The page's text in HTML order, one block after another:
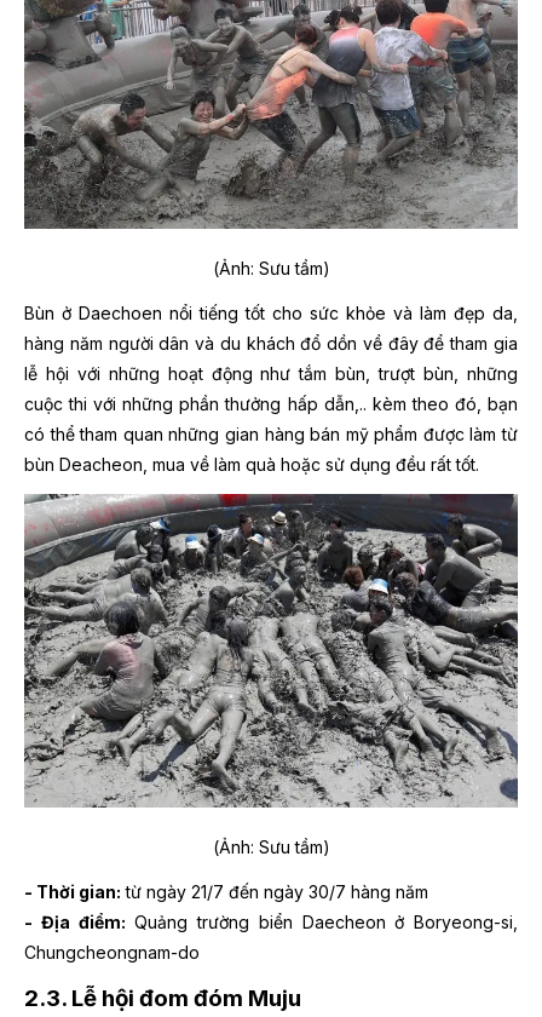
(Ảnh: Sưu tầm)
Bùn ở Daechoen nổi tiếng tốt cho sức khỏe và làm đẹp da,
hàng năm người dân và du khách đổ dồn về đây để tham gia
lễ hội với những hoạt động như tắm bùn, trượt bùn, những
cuộc thi với những phần thưởng hấp dẫn,.. kèm theo đó, bạn
có thể tham quan những gian hàng bán mỹ phẩm được làm từ
bùn Deacheon, mua về làm quà hoặc sử dụng đều rất tốt.
(Ảnh: Sưu tầm)
- Thời gian: từ ngày 21/7 đến ngày 30/7 hàng năm
- Địa điểm: Quảng trường biển Daecheon ở Boryeong-si,
Chungcheongnam-do
2.3. Lễ hội đom đóm Muju